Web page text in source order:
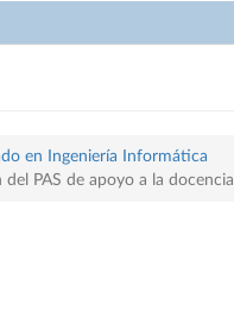
en Ingeniería Informática
del PAS de apoyo a la docencia